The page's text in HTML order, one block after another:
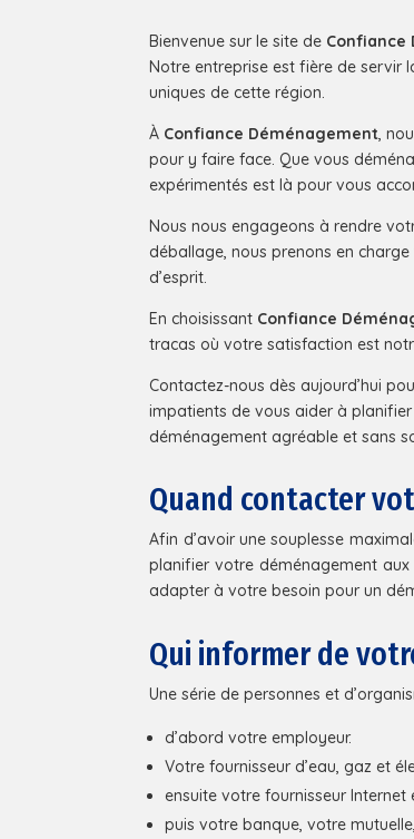
Bienvenue sur le site de Confiance
Notre entreprise est fière de servir
uniques de cette région.
À Confiance Déménagement ,
pour y faire face. Que vous
expérimentés est là pour vous
Nous nous engageons à rendre
déballage, nous prenons en
d’esprit.
En choisissant Confiance
tracas où votre satisfaction est
Contactez-nous dès aujourd’hui
impatients de vous aider à
déménagement agréable et sans
Quand contacter
Afin d’avoir une souplesse
planifier votre déménagement
adapter à votre besoin pour un
Qui informer de
Une série de personnes et
d’abord votre employeur.
Votre fournisseur d’eau, gaz et
ensuite votre fournisseur Internet
puis votre banque, votre